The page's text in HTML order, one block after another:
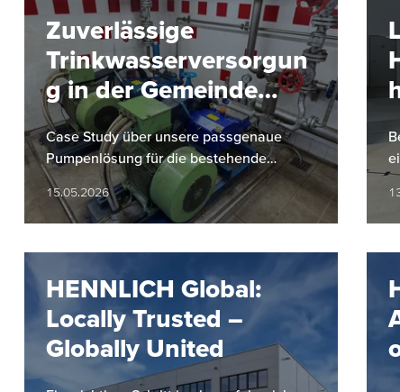
Zuverlässige
Trinkwasserversorgun
g in der Gemeinde
Hinterstoder
Case Study über unsere passgenaue
Pumpenlösung für die bestehende
Infrastruktur der Gemeinde Hinterstoder
15.05.2026
HENNLICH Global:
Locally Trusted –
Globally United